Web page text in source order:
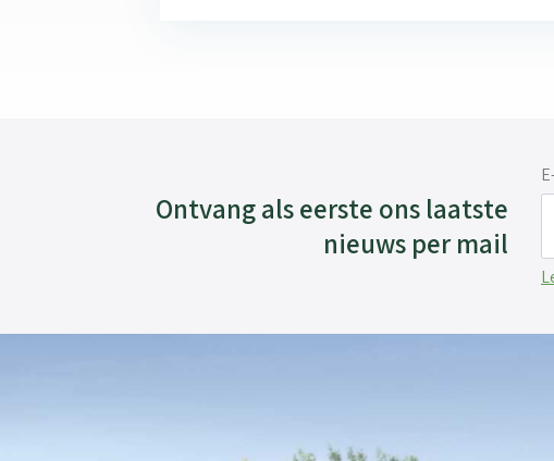
Ontvang als eerste ons laatste
nieuws per mail